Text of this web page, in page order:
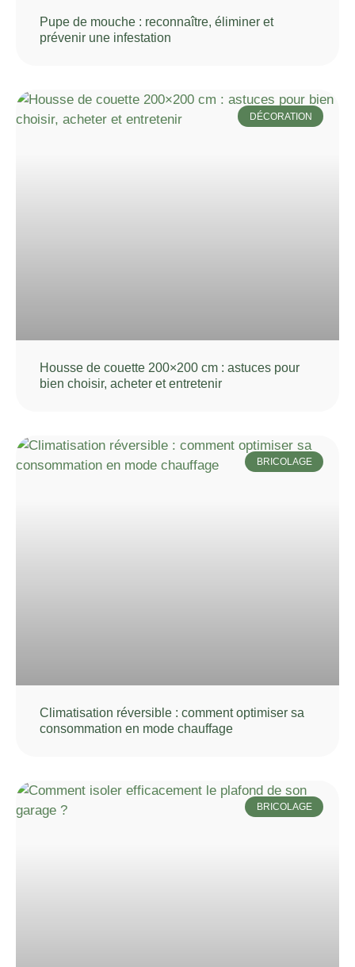
Pupe de mouche : reconnaître, éliminer et
prévenir une infestation
DÉCORATION
Housse de couette 200×200 cm : astuces pour
bien choisir, acheter et entretenir
BRICOLAGE
Climatisation réversible : comment optimiser sa
consommation en mode chauffage
BRICOLAGE